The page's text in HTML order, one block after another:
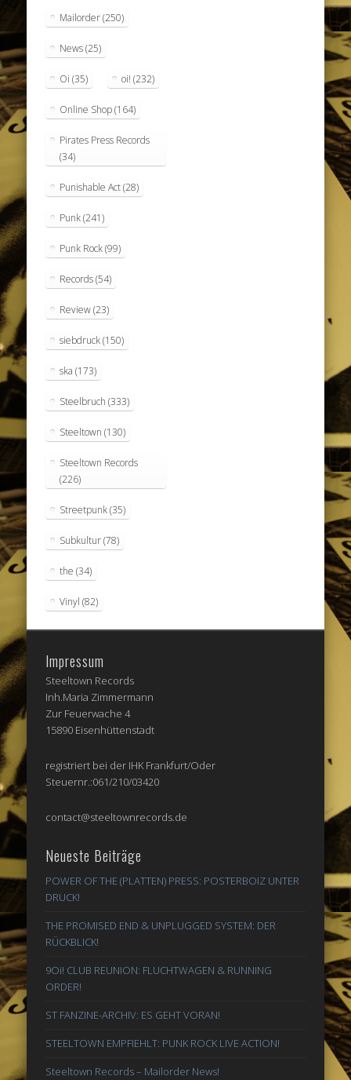
Mailorder(250)
News(25)
Oi (35) oi! (232)
Online Shop(164)
Pirates Press Records
(34)
Punishable Act(28)
Punk(241)
Punk Rock(99)
Records(54)
Review(23)
siebdruck(150)
ska (173)
Steelbruch (333)
Steeltown (130)
Steeltown Records
(226)
Streetpunk(35)
Subkultur(78)
the (34)
Vinyl (82)
Impressum
Steeltown Records
Inh.Maria Zimmermann
Zur Feuerwache 4
15890 Eisenhüttenstadt
registriert bei der IHK Frankfurt/Oder
Steuernr.:061/210/03420
contact@steeltownrecords.de
Neueste Beiträge
POWER OF THE (PLATTEN) PRESS: POSTERBOIZ UNTER
DRUCK!
THE PROMISED END & UNPLUGGED SYSTEM: DER
RÜCKBLICK!
9Oi! CLUB REUNION: FLUCHTWAGEN & RUNNING
ORDER!
ST FANZINE-ARCHIV: ES GEHT VORAN!
STEELTOWN EMPFIEHLT: PUNK ROCK LIVE ACTION!
Steeltown Records – Mailorder News!